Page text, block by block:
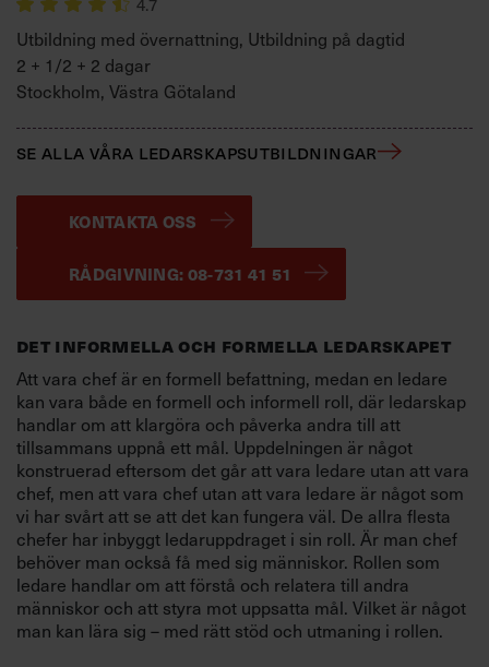
Utbildning med övernattning, Utbildning på dagtid
2 + 1/2 + 2 dagar
Stockholm, Västra Götaland
SE ALLA VÅRA LEDARSKAPSUTBILDNINGAR
KONTAKTA OSS
RÅDGIVNING: 08-731 41 51
DET INFORMELLA OCH FORMELLA LEDARSKAPET
Att vara chef är en formell befattning, medan en ledare
kan vara både en formell och informell roll, där ledarskap
handlar om att klargöra och påverka andra till att
tillsammans uppnå ett mål. Uppdelningen är något
konstruerad eftersom det går att vara ledare utan att vara
chef, men att vara chef utan att vara ledare är något som
vi har svårt att se att det kan fungera väl. De allra flesta
chefer har inbyggt ledaruppdraget i sin roll. Är man chef
behöver man också få med sig människor. Rollen som
ledare handlar om att förstå och relatera till andra
människor och att styra mot uppsatta mål. Vilket är något
man kan lära sig – med rätt stöd och utmaning i rollen.